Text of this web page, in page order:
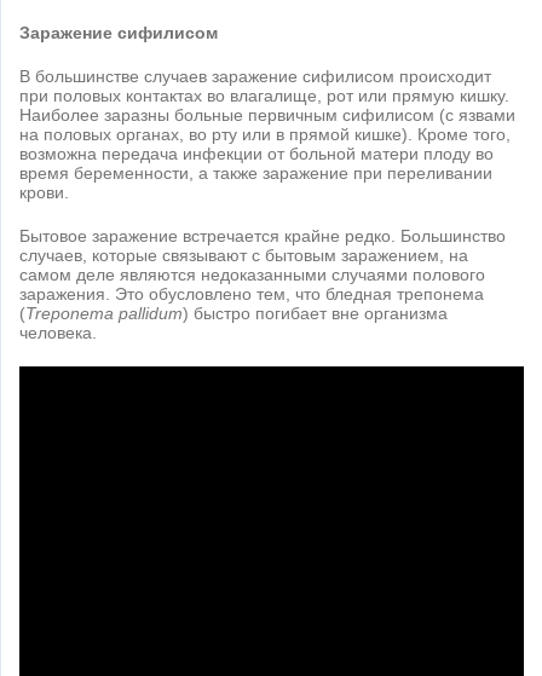
Заражение сифилисом
В большинстве случаев заражение сифилисом происходит
при половых контактах во влагалище, рот или прямую кишку.
Наиболее заразны больные первичным сифилисом (с язвами
на половых органах, во рту или в прямой кишке). Кроме того,
возможна передача инфекции от больной матери плоду во
время беременности, а также заражение при переливании
крови.
Бытовое заражение встречается крайне редко. Большинство
случаев, которые связывают с бытовым заражением, на
самом деле являются недоказанными случаями полового
заражения. Это обусловлено тем, что бледная трепонема
(Treponema pallidum) быстро погибает вне организма
человека.